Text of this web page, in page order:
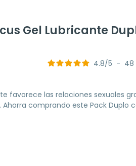
Gel Lubricante
4.8/5 - 48
favorece las relaciones sexuales
comprando este Pack Duplo